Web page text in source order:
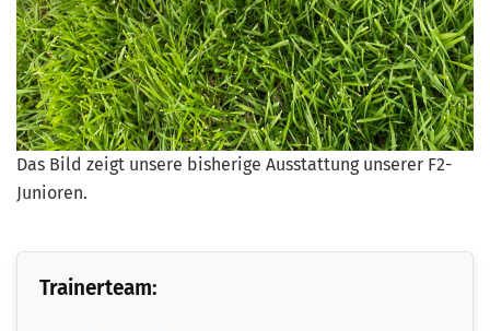
Das Bild zeigt unsere bisherige Ausstattung unserer F2-
Junioren.
Trainerteam: